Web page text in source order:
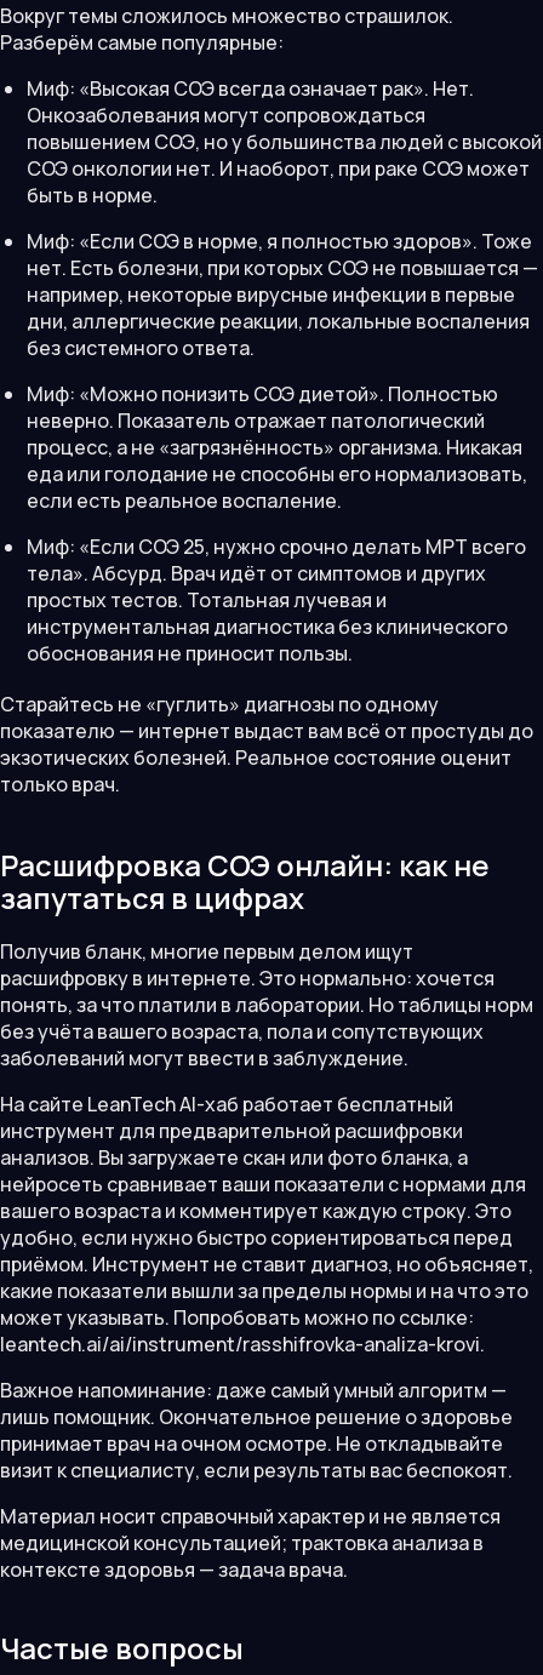
Вокруг темы сложилось множество страшилок.
Разберём самые популярные:
Миф: «Высокая СОЭ всегда означает рак». Нет.
Онкозаболевания могут сопровождаться
повышением СОЭ, но у большинства людей с высокой
СОЭ онкологии нет. И наоборот, при раке СОЭ может
быть в норме.
Миф: «Если СОЭ в норме, я полностью здоров». Тоже
нет. Есть болезни, при которых СОЭ не повышается —
например, некоторые вирусные инфекции в первые
дни, аллергические реакции, локальные воспаления
без системного ответа.
Миф: «Можно понизить СОЭ диетой». Полностью
неверно. Показатель отражает патологический
процесс, а не «загрязнённость» организма. Никакая
еда или голодание не способны его нормализовать,
если есть реальное воспаление.
Миф: «Если СОЭ 25, нужно срочно делать МРТ всего
тела». Абсурд. Врач идёт от симптомов и других
простых тестов. Тотальная лучевая и
инструментальная диагностика без клинического
обоснования не приносит пользы.
Старайтесь не «гуглить» диагнозы по одному
показателю — интернет выдаст вам всё от простуды до
экзотических болезней. Реальное состояние оценит
только врач.
Расшифровка СОЭ онлайн: как не
запутаться в цифрах
Получив бланк, многие первым делом ищут
расшифровку в интернете. Это нормально: хочется
понять, за что платили в лаборатории. Но таблицы норм
без учёта вашего возраста, пола и сопутствующих
заболеваний могут ввести в заблуждение.
На сайте LeanTech AI-хаб работает бесплатный
инструмент для предварительной расшифровки
анализов. Вы загружаете скан или фото бланка, а
нейросеть сравнивает ваши показатели с нормами для
вашего возраста и комментирует каждую строку. Это
удобно, если нужно быстро сориентироваться перед
приёмом. Инструмент не ставит диагноз, но объясняет,
какие показатели вышли за пределы нормы и на что это
может указывать. Попробовать можно по ссылке:
leantech.ai/ai/instrument/rasshifrovka-analiza-krovi.
Важное напоминание: даже самый умный алгоритм —
лишь помощник. Окончательное решение о здоровье
принимает врач на очном осмотре. Не откладывайте
визит к специалисту, если результаты вас беспокоят.
Материал носит справочный характер и не является
медицинской консультацией; трактовка анализа в
контексте здоровья — задача врача.
Частые вопросы